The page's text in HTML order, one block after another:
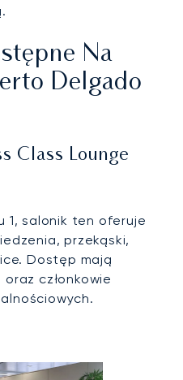
Na
Delgado
Class Lounge
1, salonik ten oferuje
przekąski,
Dostęp mają
członkowie